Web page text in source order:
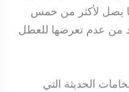
يصل لأكثر من خمس
من عدم تعرضها للعطل
الحديثة التي